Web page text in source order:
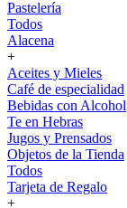
Pastelería
Todos
Alacena
+
Aceites y Mieles
Café de especialidad
Bebidas con Alcohol
Te en Hebras
Jugos y Prensados
Objetos de la Tienda
Todos
Tarjeta de Regalo
+